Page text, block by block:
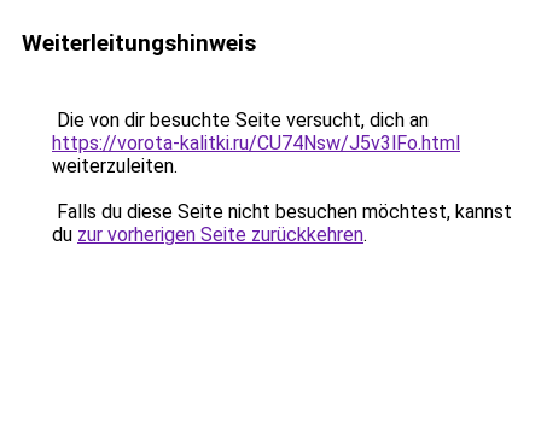
Weiterleitungshinweis
Die von dir besuchte Seite versucht, dich an
https://vorota-kalitki.ru/CU74Nsw/J5v3lFo.html
weiterzuleiten.
Falls du diese Seite nicht besuchen möchtest, kannst
du zur vorherigen Seite zurückkehren.